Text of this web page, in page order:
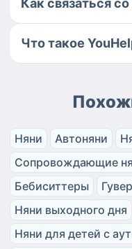
Как связаться
Что такое
Няни Автоняни
Сопровождающие
Бебиситтеры
Няни выходного дня
Няни для детей с